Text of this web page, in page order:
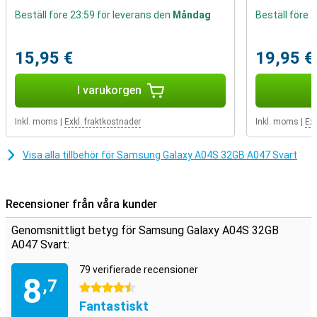
telefon.
Beställ före 23:59 för leverans den Måndag
15,95 €
I varukorgen
Inkl. moms Exkl. fraktkostnader
Beställ före
19,95 €
Inkl. moms
Visa alla tillbehör för Samsung Galaxy A04S 32GB A047 Svart
Recensioner från våra kunder
Genomsnittligt betyg för Samsung Galaxy A04S 32GB
A047 Svart:
8,7
79 verifierade recensioner
4.5 stjärnor
Fantastiskt